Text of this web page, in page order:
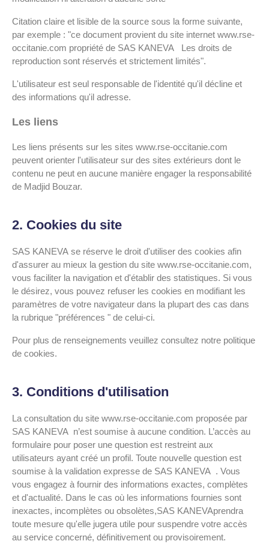
Citation claire et lisible de la source sous la forme suivante,
par exemple : "ce document provient du site internet www.rse-
occitanie.com propriété de SAS KANEVA Les droits de
reproduction sont réservés et strictement limités".
L'utilisateur est seul responsable de l'identité qu'il décline et
des informations qu'il adresse.
Les liens
Les liens présents sur les sites www.rse-occitanie.com
peuvent orienter l'utilisateur sur des sites extérieurs dont le
contenu ne peut en aucune manière engager la responsabilité
de Madjid Bouzar.
2. Cookies du site
SAS KANEVA se réserve le droit d'utiliser des cookies afin
d'assurer au mieux la gestion du site www.rse-occitanie.com,
vous faciliter la navigation et d'établir des statistiques. Si vous
le désirez, vous pouvez refuser les cookies en modifiant les
paramètres de votre navigateur dans la plupart des cas dans
la rubrique "préférences " de celui-ci.
Pour plus de renseignements veuillez consultez notre politique
de cookies.
3. Conditions d'utilisation
La consultation du site www.rse-occitanie.com proposée par
SAS KANEVA n’est soumise à aucune condition. L’accès au
formulaire pour poser une question est restreint aux
utilisateurs ayant créé un profil. Toute nouvelle question est
soumise à la validation expresse de SAS KANEVA . Vous
vous engagez à fournir des informations exactes, complètes
et d'actualité. Dans le cas où les informations fournies sont
inexactes, incomplètes ou obsolètes,SAS KANEVAprendra
toute mesure qu'elle jugera utile pour suspendre votre accès
au service concerné, définitivement ou provisoirement.